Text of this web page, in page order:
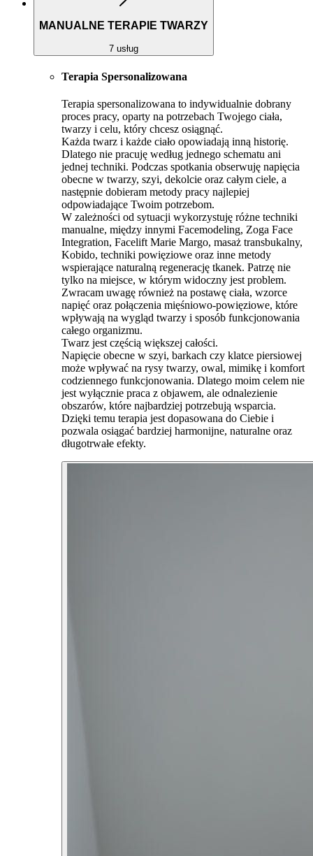
MANUALNE TERAPIE TWARZY
7 usług
Terapia Spersonalizowana
Terapia spersonalizowana to indywidualnie dobrany
proces pracy, oparty na potrzebach Twojego ciała,
twarzy i celu, który chcesz osiągnąć.
Każda twarz i każde ciało opowiadają inną historię.
Dlatego nie pracuję według jednego schematu ani
jednej techniki. Podczas spotkania obserwuję napięcia
obecne w twarzy, szyi, dekolcie oraz całym ciele, a
następnie dobieram metody pracy najlepiej
odpowiadające Twoim potrzebom.
W zależności od sytuacji wykorzystuję różne techniki
manualne, między innymi Facemodeling, Zoga Face
Integration, Facelift Marie Margo, masaż transbukalny,
Kobido, techniki powięziowe oraz inne metody
wspierające naturalną regenerację tkanek. Patrzę nie
tylko na miejsce, w którym widoczny jest problem.
Zwracam uwagę również na postawę ciała, wzorce
napięć oraz połączenia mięśniowo-powięziowe, które
wpływają na wygląd twarzy i sposób funkcjonowania
całego organizmu.
Twarz jest częścią większej całości.
Napięcie obecne w szyi, barkach czy klatce piersiowej
może wpływać na rysy twarzy, owal, mimikę i komfort
codziennego funkcjonowania. Dlatego moim celem nie
jest wyłącznie praca z objawem, ale odnalezienie
obszarów, które najbardziej potrzebują wsparcia.
Dzięki temu terapia jest dopasowana do Ciebie i
pozwala osiągać bardziej harmonijne, naturalne oraz
długotrwałe efekty.